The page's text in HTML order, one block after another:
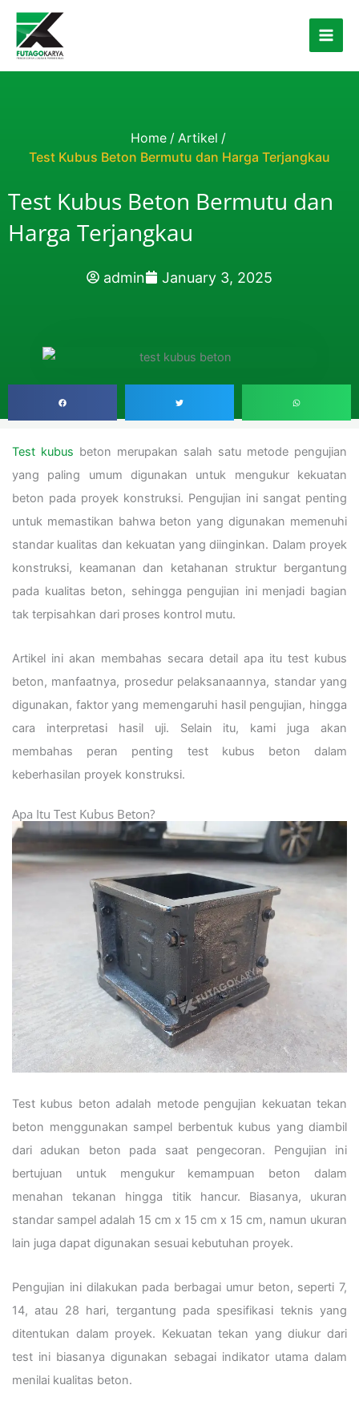
Skip to content
Home / Artikel /
Test Kubus Beton Bermutu dan Harga Terjangkau
Test Kubus Beton Bermutu dan
Harga Terjangkau
admin January 3, 2025
Test kubus beton merupakan salah satu metode pengujian
yang paling umum digunakan untuk mengukur kekuatan
beton pada proyek konstruksi. Pengujian ini sangat penting
untuk memastikan bahwa beton yang digunakan memenuhi
standar kualitas dan kekuatan yang diinginkan. Dalam proyek
konstruksi, keamanan dan ketahanan struktur bergantung
pada kualitas beton, sehingga pengujian ini menjadi bagian
tak terpisahkan dari proses kontrol mutu.
Artikel ini akan membahas secara detail apa itu test kubus
beton, manfaatnya, prosedur pelaksanaannya, standar yang
digunakan, faktor yang memengaruhi hasil pengujian, hingga
cara interpretasi hasil uji. Selain itu, kami juga akan
membahas peran penting test kubus beton dalam
keberhasilan proyek konstruksi.
Apa Itu Test Kubus Beton?
Test kubus beton adalah metode pengujian kekuatan tekan
beton menggunakan sampel berbentuk kubus yang diambil
dari adukan beton pada saat pengecoran. Pengujian ini
bertujuan untuk mengukur kemampuan beton dalam
menahan tekanan hingga titik hancur. Biasanya, ukuran
standar sampel adalah 15 cm x 15 cm x 15 cm, namun ukuran
lain juga dapat digunakan sesuai kebutuhan proyek.
Pengujian ini dilakukan pada berbagai umur beton, seperti 7,
14, atau 28 hari, tergantung pada spesifikasi teknis yang
ditentukan dalam proyek. Kekuatan tekan yang diukur dari
test ini biasanya digunakan sebagai indikator utama dalam
menilai kualitas beton.